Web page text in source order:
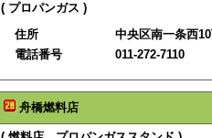
( プロパンガス )
住所
中央区南一条西
電話番号
011-272-7110
舟橋燃料店